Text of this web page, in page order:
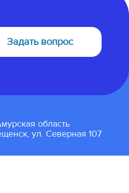
Задать вопрос
область
ул. Северная 107